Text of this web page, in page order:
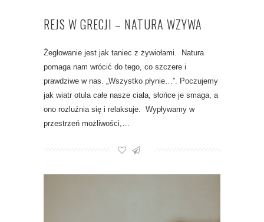
REJS W GRECJI – NATURA WZYWA
Żeglowanie jest jak taniec z żywiołami. Natura
pomaga nam wrócić do tego, co szczere i
prawdziwe w nas. „Wszystko płynie…”. Poczujemy
jak wiatr otula całe nasze ciała, słońce je smaga, a
ono rozluźnia się i relaksuje. Wypływamy w
przestrzeń możliwości,…